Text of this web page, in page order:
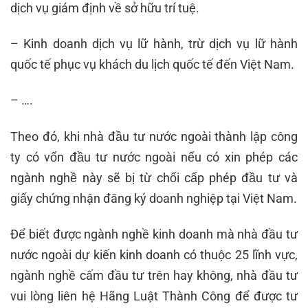
dịch vụ giám định về sở hữu trí tuệ.
– Kinh doanh dịch vụ lữ hành, trừ dịch vụ lữ hành
quốc tế phục vụ khách du lịch quốc tế đến Việt Nam.
– ….
Theo đó, khi nhà đầu tư nước ngoài thành lập công
ty có vốn đầu tư nước ngoài nếu có xin phép các
ngành nghề này sẽ bị từ chối cấp phép đầu tư và
giấy chứng nhận đăng ký doanh nghiệp tại Việt Nam.
Để biết được ngành nghề kinh doanh mà nhà đầu tư
nước ngoài dự kiến kinh doanh có thuộc 25 lĩnh vực,
ngành nghề cấm đầu tư trên hay không, nhà đầu tư
vui lòng liên hệ Hãng Luật Thành Công để được tư